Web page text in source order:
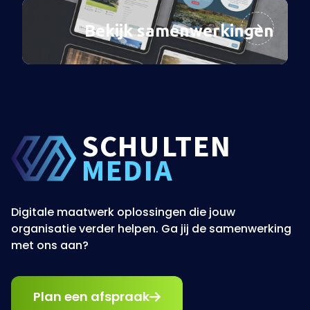
Bekijk samenwerkingen
SCHULTEN
MEDIA
Digitale maatwerk oplossingen die jouw
organisatie verder helpen. Ga jij de samenwerking
met ons aan?
Plan een afspraak